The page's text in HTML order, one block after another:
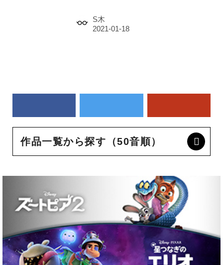
S木
作品一覧から探す（50音順）